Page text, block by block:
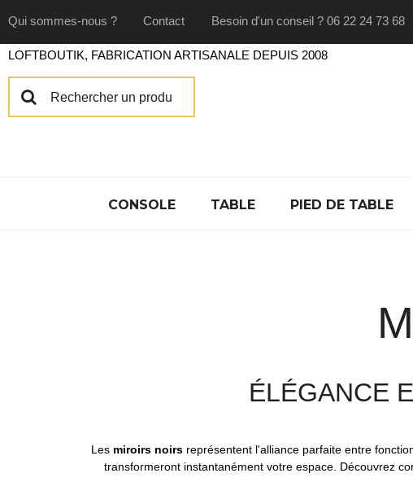
Qui sommes-nous ? Contact Besoin d'un conseil ? 06 22 24 73 68
CONSOLE TABLE PIED DE TABLE
ÉLÉGANCE
Les miroirs noirs représentent l'alliance parfaite entre
transformeront instantanément votre espace. Découvrez
LOFTBOUTIK, FABRICATION ARTISANALE DEPUIS 2008